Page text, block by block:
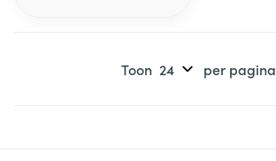
Toon per pagina